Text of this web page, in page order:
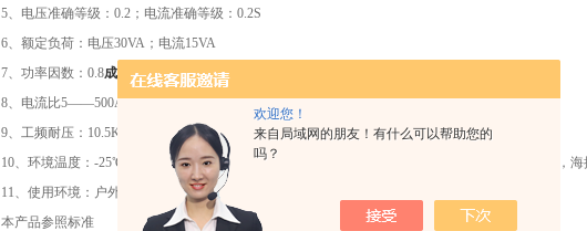
欢迎您！
来自局域网的朋友！有什么可以帮助您的
吗？
5、电压准确等级：0.2；电流准确等级：0.2S
6、额定负荷：电压30VA；电流15VA
7、功率因数：0.8成都油浸式35KV高压计量箱
8、电流比5——500A/5A（可制作双变比）
9、工频耐压：10.5KV
10、环境温度：-25℃——40℃之间，日平均气温不超过30℃，气温20℃时，相对温度不超过85%，海
11、使用环境：户外，安装场所无严重污秽，无严重震动颠簸场所。
本产品参照标准